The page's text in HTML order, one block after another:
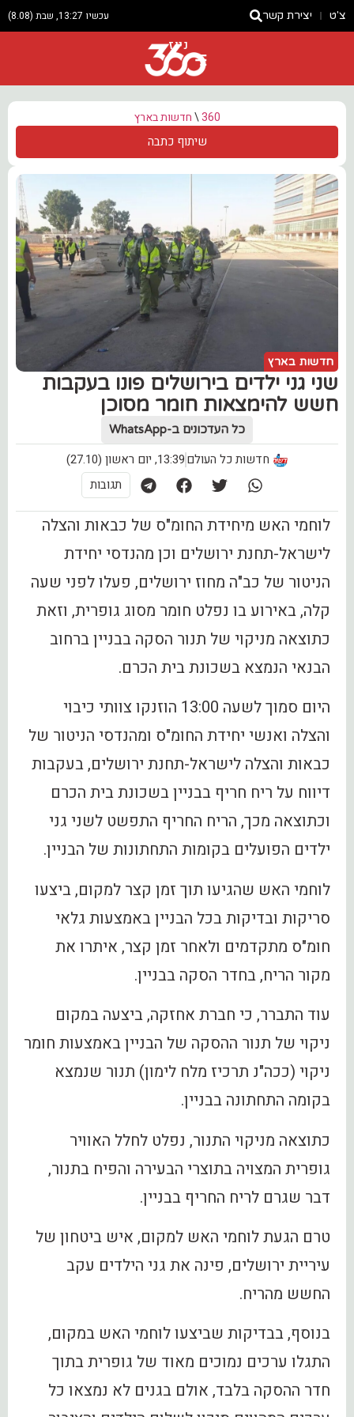
צ'ט יצירת קשר עכשיו 13:27, שבת (8.08)
ניוז
360
\חדשות בארץ
שיתוף כתבה
חדשות בארץ
שני גני ילדים בירושלים פונו בעקבות
חשש להימצאות חומר מסוכן
כל העדכונים ב-WhatsApp
חדשות כל העולם13:39, יום ראשון (27.10)
תגובות
לוחמי האש מיחידת החומ"ס של כבאות והצלה
לישראל-תחנת ירושלים וכן מהנדסי יחידת
הניטור של כב"ה מחוז ירושלים, פעלו לפני שעה
קלה, באירוע בו נפלט חומר מסוג גופרית, וזאת
כתוצאה מניקוי של תנור הסקה בבניין ברחוב
הבנאי הנמצא בשכונת בית הכרם.
היום סמוך לשעה 13:00 הוזנקו צוותי כיבוי
והצלה ואנשי יחידת החומ"ס ומהנדסי הניטור של
כבאות והצלה לישראל-תחנת ירושלים, בעקבות
דיווח על ריח חריף בבניין בשכונת בית הכרם
וכתוצאה מכך, הריח החריף התפשט לשני גני
ילדים הפועלים בקומות התחתונות של הבניין.
לוחמי האש שהגיעו תוך זמן קצר למקום, ביצעו
סריקות ובדיקות בכל הבניין באמצעות גלאי
חומ"ס מתקדמים ולאחר זמן קצר, איתרו את
מקור הריח, בחדר הסקה בבניין.
עוד התברר, כי חברת אחזקה, ביצעה במקום
ניקוי של תנור ההסקה של הבניין באמצעות חומר
ניקוי (ככה"נ תרכיז מלח לימון) תנור שנמצא
בקומה התחתונה בבניין.
כתוצאה מניקוי התנור, נפלט לחלל האוויר
גופרית המצויה בתוצרי הבעירה והפיח בתנור,
דבר שגרם לריח החריף בבניין.
טרם הגעת לוחמי האש למקום, איש ביטחון של
עיריית ירושלים, פינה את גני הילדים עקב
החשש מהריח.
בנוסף, בבדיקות שביצעו לוחמי האש במקום,
התגלו ערכים נמוכים מאוד של גופרית בתוך
חדר ההסקה בלבד, אולם בגנים לא נמצאו כל